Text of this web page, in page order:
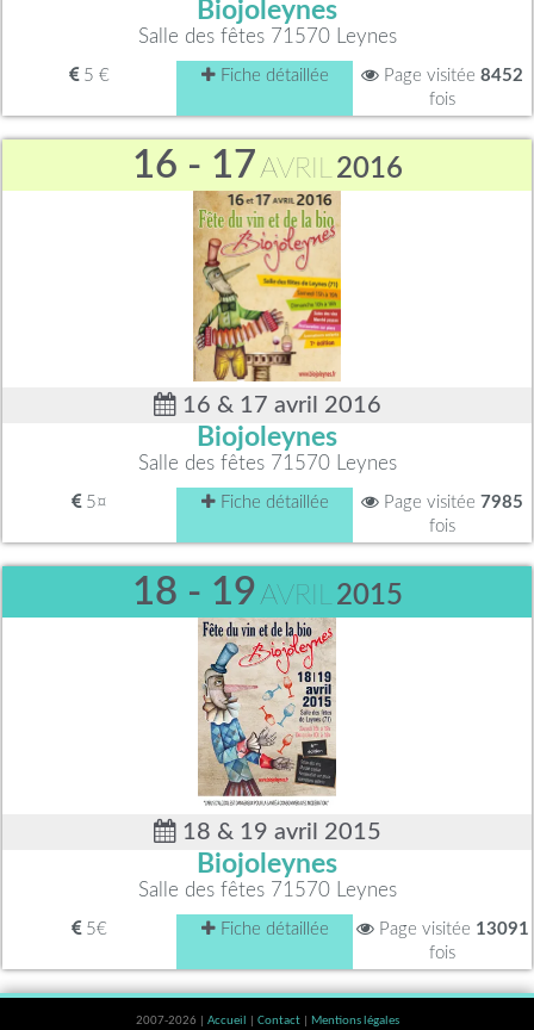
Biojoleynes
Salle des fêtes 71570 Leynes
5 € Fiche détaillée Page visitée 8452
fois
16 - 17 AVRIL 2016
16 & 17 avril 2016
Biojoleynes
Salle des fêtes 71570 Leynes
5¤ Fiche détaillée Page visitée 7985
fois
18 - 19 AVRIL 2015
18 & 19 avril 2015
Biojoleynes
Salle des fêtes 71570 Leynes
5€ Fiche détaillée Page visitée 13091
fois
2007-2026 | Accueil Contact Mentions légales